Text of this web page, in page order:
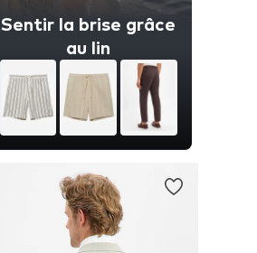
Sentir la brise grâce
au lin